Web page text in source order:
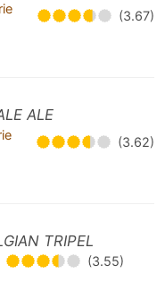
(3.67)
ALE
(3.62)
TRIPEL
(3.55)